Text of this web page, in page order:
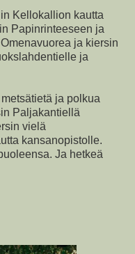
Kellokallion kautta
Papinrinteeseen ja
ja kiersin
ja
ja polkua
Paljakantiellä
vielä
kansanopistolle.
Ja hetkeä